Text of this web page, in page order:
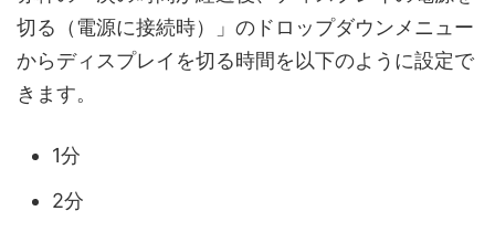
切る（電源に接続時）」のドロップダウンメニュー
からディスプレイを切る時間を以下のように設定で
きます。
1分
2分